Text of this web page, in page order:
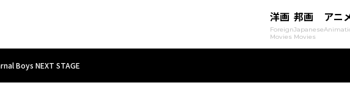
洋画
Foreign
Movies
邦画
Japanese
Movies
アニ
Boys NEXT STAGE